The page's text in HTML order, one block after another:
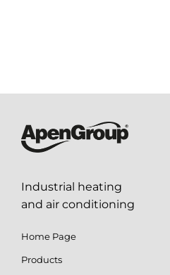
Industrial heating
and air conditioning
Home Page
Products